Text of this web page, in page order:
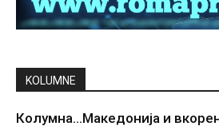
KOLUMNE
Колумна…Македонија и